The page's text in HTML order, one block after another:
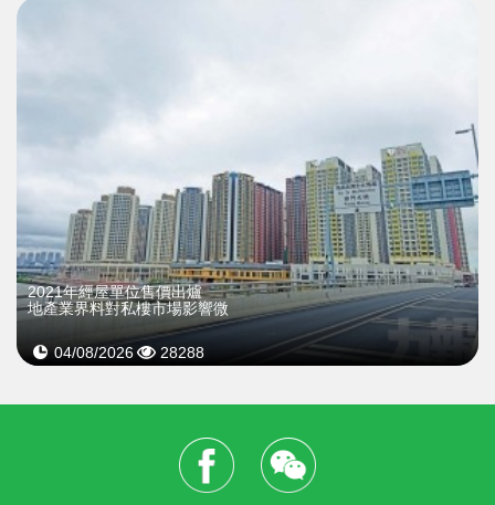
2021年經屋單位售價出爐
地產業界料對私樓市場影響微
04/08/2026 28288